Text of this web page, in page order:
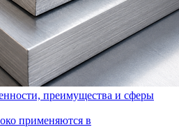
преимущества и сферы
применяются в